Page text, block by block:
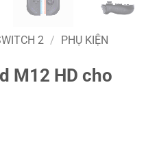
2 /
PHỤ KIỆN
M12 HD cho